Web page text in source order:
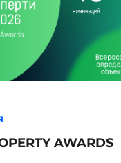
AWARDS